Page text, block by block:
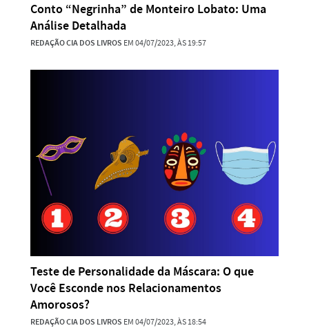
Conto “Negrinha” de Monteiro Lobato: Uma
Análise Detalhada
REDAÇÃO CIA DOS LIVROS EM 04/07/2023, ÀS 19:57
Teste de Personalidade da Máscara: O que
Você Esconde nos Relacionamentos
Amorosos?
REDAÇÃO CIA DOS LIVROS EM 04/07/2023, ÀS 18:54